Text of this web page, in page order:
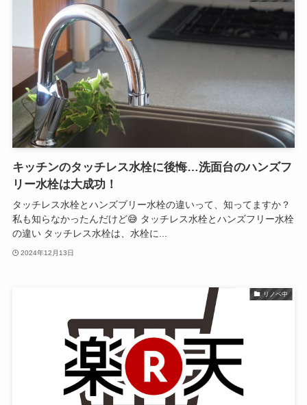
キッチンのタッチレス水栓に後悔…洗面台のハンズフ
リー水栓は大成功！
タッチレス水栓とハンズブリー水栓の違いって、知ってますか？
私も知らなかったんだけど😅 タッチレス水栓とハンズフリー水栓
の違い タッチレス水栓は、水栓に...
2024年12月13日
リノベ中